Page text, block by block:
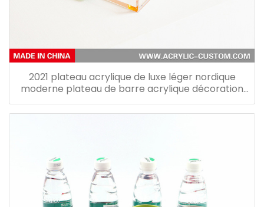
2021 plateau acrylique de luxe léger nordique
moderne plateau de barre acrylique décoration
de plateau de fruits